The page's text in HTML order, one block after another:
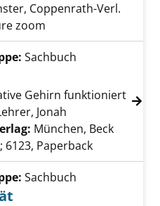
Coppenrath-Verl.
zoom
von Imagine! anzeigen
Sachbuch
Gehirn funktioniert
Jonah
München, Beck
6123, Paperback
Sachbuch